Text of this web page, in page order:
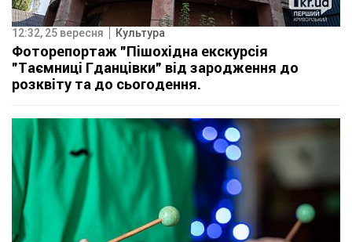
12:32, 25 вересня Культура
Фоторепортаж "Пішохідна екскурсія
"Таємниці Гданцівки" від зародження до
розквіту та до сьогодення.